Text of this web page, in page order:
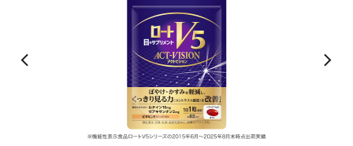
注目の商品 を見る
ポイント交換品 を見る お問い合わせ
ログイン / 新規会員登録